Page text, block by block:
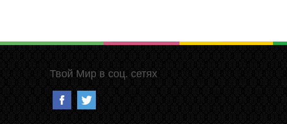
Твой Мир в соц. сетях